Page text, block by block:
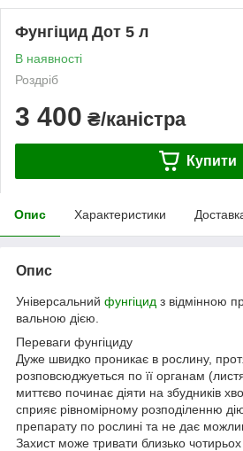
Фунгіцид Дот 5 л
В наявності
Роздріб
3 400 ₴/каністра
Купити
Опис Характеристики
Опис
Універсальний фунгіцид з відмінною
вальною дією.
Переваги фунгіциду
Дуже швидко проникає в рослину,
розповсюджуеться по її органам
миттєво починає діяти на збудників
сприяє рівномірному розподіленню
препарату по рослині та не дає
Захист може тривати близько